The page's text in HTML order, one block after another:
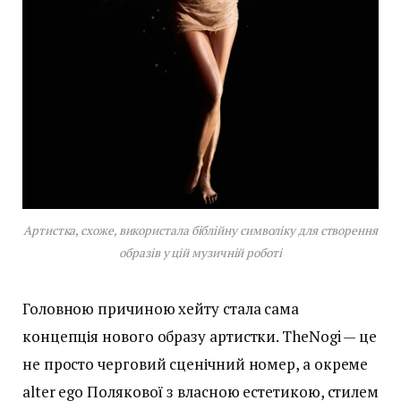
Артистка, схоже, використала біблійну символіку для створення
образів у цій музичній роботі
Головною причиною хейту стала сама
концепція нового образу артистки. TheNogi — це
не просто черговий сценічний номер, а окреме
alter ego Полякової з власною естетикою, стилем